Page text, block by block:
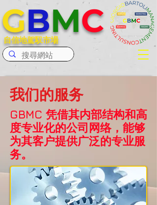
自信地駕馭市場
GBMC
我们的服务
GBMC 凭借其内部结构和高
度专业化的公司网络，能够
为其客户提供广泛的专业服
务。